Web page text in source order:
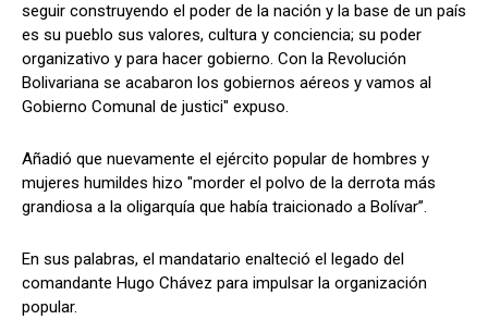
seguir construyendo el poder de la nación y la base de un país
es su pueblo sus valores, cultura y conciencia; su poder
organizativo y para hacer gobierno. Con la Revolución
Bolivariana se acabaron los gobiernos aéreos y vamos al
Gobierno Comunal de justici" expuso.
Añadió que nuevamente el ejército popular de hombres y
mujeres humildes hizo "morder el polvo de la derrota más
grandiosa a la oligarquía que había traicionado a Bolívar”.
En sus palabras, el mandatario enalteció el legado del
comandante Hugo Chávez para impulsar la organización
popular.